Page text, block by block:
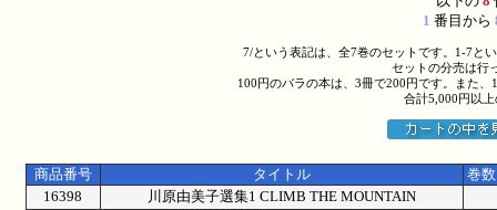
1 番目から
7/という表記は、全7巻のセットです。1-7と
セットの分売は行
100円のバラの本は、3冊で200円です。また
合計5,000円以
商品番号 タイトル
巻数
16398
川原由美子選集1 CLIMB THE MOUNTAIN